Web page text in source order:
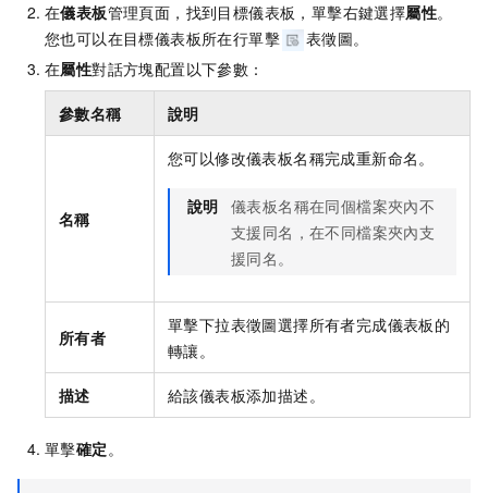
在儀表板管理頁面，找到目標儀表板，單擊右鍵選擇屬性。
您也可以在目標儀表板所在行單擊
表徵圖。
在屬性對話方塊配置以下參數：
參數名稱 說明
名稱
您可以修改儀表板名稱完成重新命名。
說明 儀表板名稱在同個檔案夾內不
支援同名，在不同檔案夾內支
援同名。
所有者
單擊下拉表徵圖選擇所有者完成儀表板的
轉讓。
描述 給該儀表板添加描述。
單擊確定。